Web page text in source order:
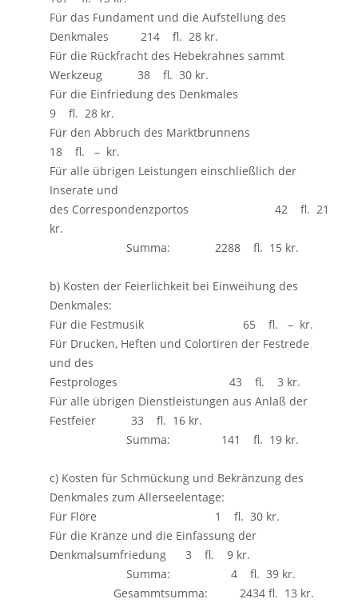
Für das Fundament und die Aufstellung des
Denkmales 214 fl. 28 kr.
Für die Rückfracht des Hebekrahnes sammt
Werkzeug 38 fl. 30 kr.
Für die Einfriedung des Denkmales
9 fl. 28 kr.
Für den Abbruch des Marktbrunnens
18 fl. – kr.
Für alle übrigen Leistungen einschließlich der
Inserate und
des Correspondenzportos 42 fl. 21
kr.
Summa: 2288 fl. 15 kr.
b) Kosten der Feierlichkeit bei Einweihung des
Denkmales:
Für die Festmusik 65 fl. – kr.
Für Drucken, Heften und Colortiren der Festrede
und des
Festprologes 43 fl. 3 kr.
Für alle übrigen Dienstleistungen aus Anlaß der
Festfeier 33 fl. 16 kr.
Summa: 141 fl. 19 kr.
c) Kosten für Schmückung und Bekränzung des
Denkmales zum Allerseelentage:
Für Flöre 1 fl. 30 kr.
Für die Kränze und die Einfassung der
Denkmalsumfriedung 3 fl. 9 kr.
Summa: 4 fl. 39 kr.
Gesammtsumma: 2434 fl. 13 kr.